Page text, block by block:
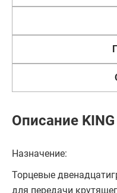
Описание
Назначение:
Торцевые
для передачи